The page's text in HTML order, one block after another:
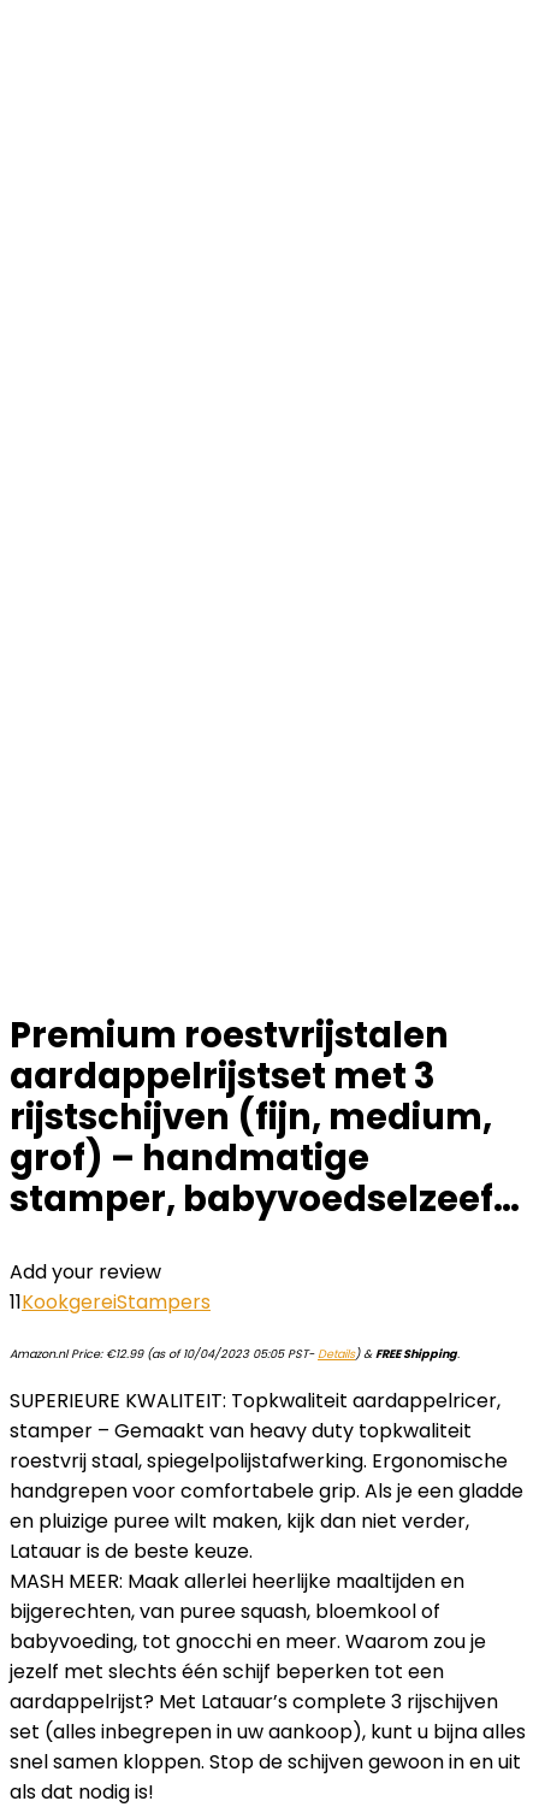
Premium roestvrijstalen
aardappelrijstset met 3
rijstschijven (fijn, medium,
grof) – handmatige
stamper, babyvoedselzeef…
Add your review
11KookgereiStampers
Amazon.nl Price: €12.99(as of 10/04/2023 05:05 PST-Details)&FREE Shipping.
SUPERIEURE KWALITEIT: Topkwaliteit aardappelricer,
stamper – Gemaakt van heavy duty topkwaliteit
roestvrij staal, spiegelpolijstafwerking. Ergonomische
handgrepen voor comfortabele grip. Als je een gladde
en pluizige puree wilt maken, kijk dan niet verder,
Latauar is de beste keuze.
MASH MEER: Maak allerlei heerlijke maaltijden en
bijgerechten, van puree squash, bloemkool of
babyvoeding, tot gnocchi en meer. Waarom zou je
jezelf met slechts één schijf beperken tot een
aardappelrijst? Met Latauar’s complete 3 rijschijven
set (alles inbegrepen in uw aankoop), kunt u bijna alles
snel samen kloppen. Stop de schijven gewoon in en uit
als dat nodig is!